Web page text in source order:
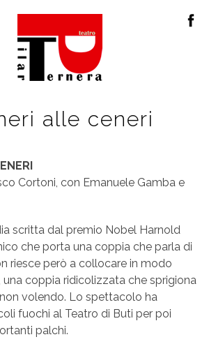
alle ceneri
Cortoni, con Emanuele Gamba e
scritta dal premio Nobel Harnold
che porta una coppia che parla di
riesce però a collocare in modo
una coppia ridicolizzata che sprigiona
volendo. Lo spettacolo ha
fuochi al Teatro di Buti per poi
palchi.